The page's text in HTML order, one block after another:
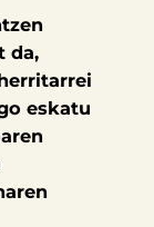
da,
eskatu